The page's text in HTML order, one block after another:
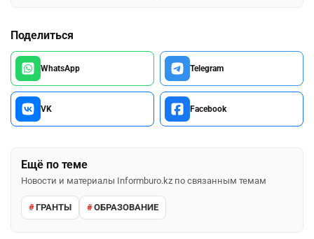
Поделиться
WhatsApp Telegram
VK Facebook
Ещё по теме
Новости и материалы Informburo.kz по связанным темам
ГРАНТЫ ОБРАЗОВАНИЕ